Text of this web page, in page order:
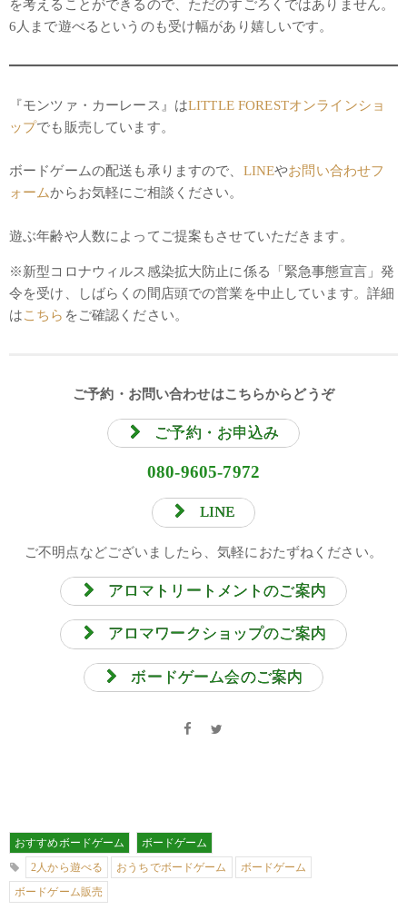
を考えることができるので、ただのすごろくではありません。
6人まで遊べるというのも受け幅があり嬉しいです。
『モンツァ・カーレース』はLITTLE FORESTオンラインショ
ップでも販売しています。
ボードゲームの配送も承りますので、 LINEやお問い合わせフ
ォームからお気軽にご相談ください。
遊ぶ年齢や人数によってご提案もさせていただきます。
※新型コロナウィルス感染拡大防止に係る「緊急事態宣言」発
令を受け、しばらくの間店頭での営業を中止しています。詳細
はこちら をご確認ください。
ご予約・お問い合わせはこちらからどうぞ
ご予約・お申込み
080-9605-7972
LINE
ご不明点などございましたら、気軽におたずねください。
アロマトリートメントのご案内
アロマワークショップのご案内
ボードゲーム会のご案内
おすすめボードゲーム
ボードゲーム
2人から遊べる
おうちでボードゲーム
ボードゲーム
ボードゲーム販売